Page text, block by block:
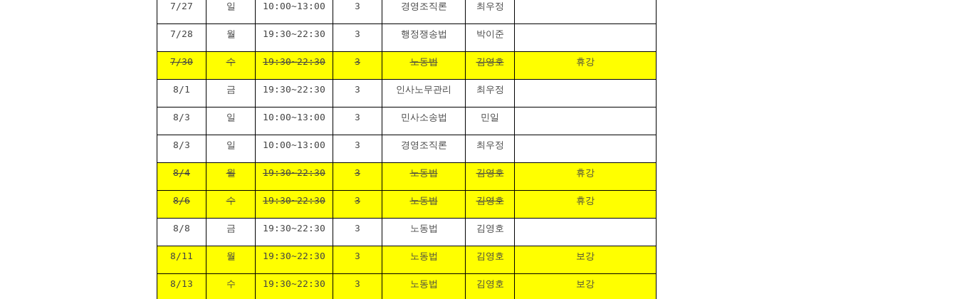
7/27 일 10:00~13:00 3 경영조직론 최우정
7/28 월 19:30~22:30 3 행정쟁송법 박이준
7/30 수 19:30~22:30 3 노동법 김영호 휴강
8/1 금 19:30~22:30 3 인사노무관리 최우정
8/3 일 10:00~13:00 3 민사소송법 민일
8/3 일 10:00~13:00 3 경영조직론 최우정
8/4 월 19:30~22:30 3 노동법 김영호 휴강
8/6 수 19:30~22:30 3 노동법 김영호 휴강
8/8 금 19:30~22:30 3 노동법 김영호
8/11 월 19:30~22:30 3 노동법 김영호 보강
8/13 수 19:30~22:30 3 노동법 김영호 보강